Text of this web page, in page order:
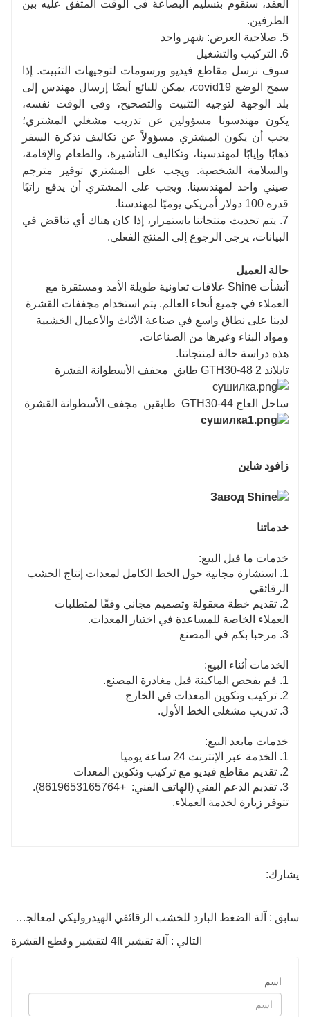
العقد، سنقوم بتسليم البضاعة في الوقت المتفق عليه بين
الطرفين.
5. صلاحية العرض: شهر واحد
6. التركيب والتشغيل
سوف نرسل مقاطع فيديو ورسومات لتوجيهات التثبيت. إذا
سمح الوضع covid19، يمكن للبائع أيضًا إرسال مهندس إلى
بلد الوجهة لتوجيه التثبيت والتصحيح، وفي الوقت نفسه،
يكون مهندسونا مسؤولين عن تدريب مشغلي المشتري؛
يجب أن يكون المشتري مسؤولاً عن تكاليف تذكرة السفر
ذهابًا وإيابًا لمهندسينا، وتكاليف التأشيرة، والطعام والإقامة،
والسلامة الشخصية. ويجب على المشتري توفير مترجم
صيني واحد لمهندسينا. ويجب على المشتري أن يدفع راتبًا
قدره 100 دولار أمريكي يوميًا لمهندسنا.
7. يتم تحديث منتجاتنا باستمرار، إذا كان هناك أي تناقض في
البيانات، يرجى الرجوع إلى المنتج الفعلي.
حالة العميل
أنشأت Shine علاقات تعاونية طويلة الأمد ومستقرة مع
العملاء في جميع أنحاء العالم. يتم استخدام مجففات القشرة
لدينا على نطاق واسع في صناعة الأثاث والأعمال الخشبية
ومواد البناء وغيرها من الصناعات.
هذه دراسة حالة لمنتجاتنا.
تايلاند GTH30-48 2 طابق
مجفف الأسطوانة القشرة
ساحل العاج GTH30-44 طابقين مجفف الأسطوانة القشرة
زافود شاين
خدماتنا
خدمات ما قبل البيع:
1. استشارة مجانية حول الخط الكامل لمعدات إنتاج الخشب
الرقائقي
2. تقديم خطة معقولة وتصميم مجاني وفقًا لمتطلبات
العملاء الخاصة للمساعدة في اختيار المعدات.
3. مرحبا بكم في المصنع
الخدمات أثناء البيع:
1. قم بفحص الماكينة قبل مغادرة المصنع.
2. تركيب وتكوين المعدات في الخارج
3. تدريب مشغلي الخط الأول.
خدمات مابعد البيع:
1. الخدمة عبر الإنترنت 24 ساعة يوميا
2. تقديم مقاطع فيديو مع تركيب وتكوين المعدات
3. تقديم الدعم الفني (الهاتف الفني:
+8619653165764).
تتوفر زيارة لخدمة العملاء.
يشارك:
سابق : آلة الضغط البارد للخشب الرقائقي الهيدروليكي لمعالجة الأخشاب
التالي : آلة تقشير 4ft لتقشير وقطع القشرة
اسم